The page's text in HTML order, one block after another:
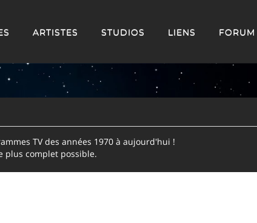
ARTISTES STUDIOS LIENS FORUM
TV des années 1970 à aujourd'hui !
plus complet possible.